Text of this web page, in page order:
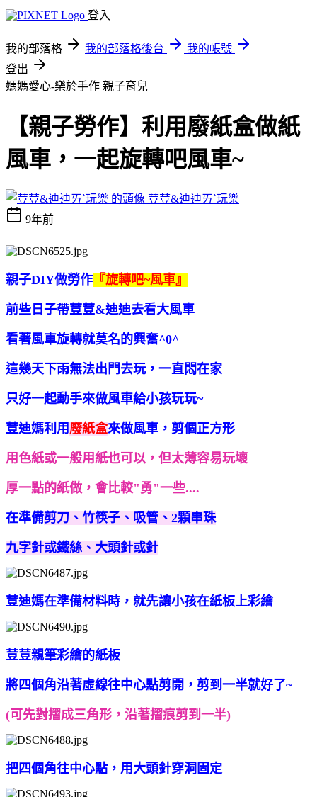
登入
我的部落格 我的部落格後台
我的帳號
登出
媽媽愛心-樂於手作 親子育兒
【親子勞作】利用廢紙盒做紙
風車，一起旋轉吧風車~
荳荳&迪迪ㄞˋ玩樂
9年前
親子DIY做勞作 『旋轉吧~風車』
前些日子帶荳荳&迪迪去看大風車
看著風車旋轉就莫名的興奮^0^
這幾天下雨無法出門去玩，一直悶在家
只好一起動手來做風車給小孩玩玩~
荳迪媽利用 廢紙盒來做風車，剪個正方形
用色紙或一般用紙也可以，但太薄容易玩壞
厚一點的紙做，會比較"勇"一些....
在準備剪刀、竹筷子、吸管、2顆串珠
九字針或鐵絲、 大頭針或針
荳迪媽在準備材料時，就先讓小孩在紙板上彩繪
荳荳親筆彩繪的紙板
將四個角沿著虛線往中心點剪開，剪到一半就好了~
(可先對摺成三角形，沿著摺痕剪到一半)
把四個角往中心點，用大頭針穿洞固定